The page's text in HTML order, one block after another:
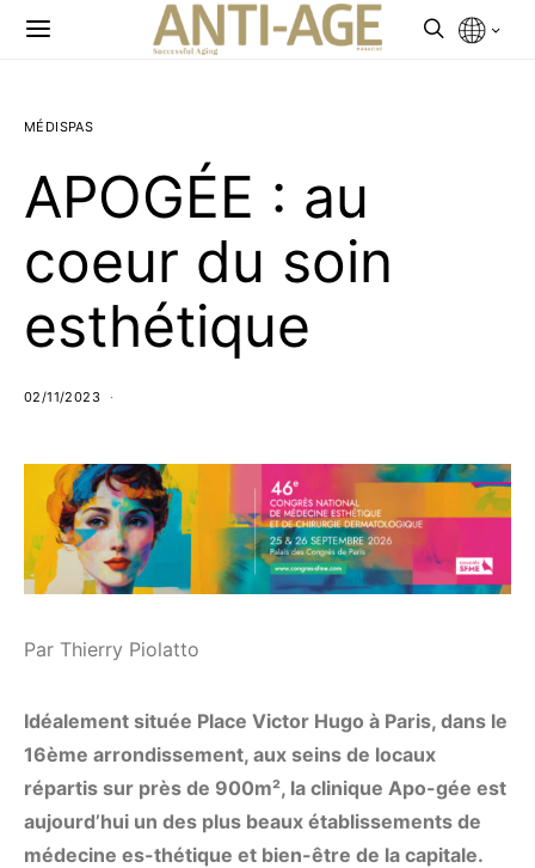
MÉDISPAS
APOGÉE : au
coeur du soin
esthétique
02/11/2023
Par Thierry Piolatto
Idéalement située Place Victor Hugo à Paris, dans le
16ème arrondissement, aux seins de locaux
répartis sur près de 900m², la clinique Apo-gée est
aujourd’hui un des plus beaux établissements de
médecine es-thétique et bien-être de la capitale.